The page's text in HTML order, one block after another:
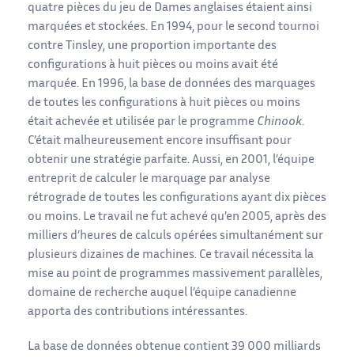
quatre pièces du jeu de Dames anglaises étaient ainsi
marquées et stockées. En 1994, pour le second tournoi
contre Tinsley, une proportion importante des
configurations à huit pièces ou moins avait été
marquée. En 1996, la base de données des marquages
de toutes les configurations à huit pièces ou moins
était achevée et utilisée par le programme Chinook.
C’était malheureusement encore insuffisant pour
obtenir une stratégie parfaite. Aussi, en 2001, l’équipe
entreprit de calculer le marquage par analyse
rétrograde de toutes les configurations ayant dix pièces
ou moins. Le travail ne fut achevé qu’en 2005, après des
milliers d’heures de calculs opérées simultanément sur
plusieurs dizaines de machines. Ce travail nécessita la
mise au point de programmes massivement parallèles,
domaine de recherche auquel l’équipe canadienne
apporta des contributions intéressantes.
La base de données obtenue contient 39 000 milliards